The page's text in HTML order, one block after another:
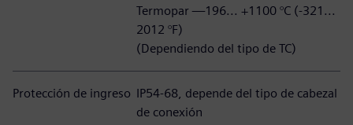
Termopar —196... +1100 °C (-321...
2012 °F)
(Dependiendo del tipo de TC)
Protección de ingreso IP54-68, depende del tipo de cabezal
de conexión